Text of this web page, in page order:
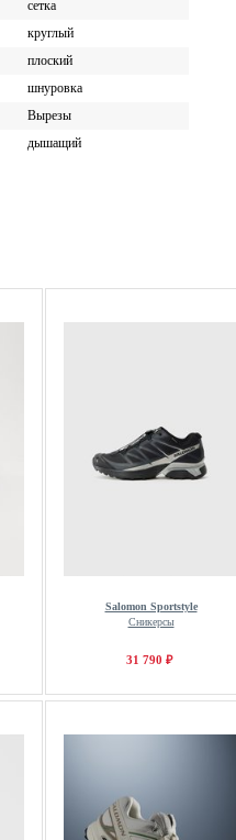
сетка
круглый
плоский
шнуровка
Вырезы
дышащий
Salomon Sportstyle
Сникерсы
31 790 ₽